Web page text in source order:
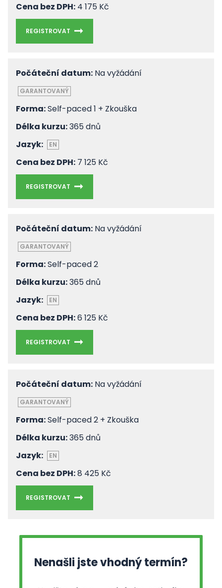
Cena bez DPH: 4 175 Kč
REGISTROVAT
Počáteční datum: Na vyžádání
GARANTOVANÝ
Forma:Self-paced 1 + Zkouška
Délka kurzu:365 dnů
Jazyk:
EN
Cena bez DPH: 7 125 Kč
REGISTROVAT
Počáteční datum: Na vyžádání
GARANTOVANÝ
Forma:Self-paced 2
Délka kurzu:365 dnů
Jazyk:
EN
Cena bez DPH:6 125 Kč
REGISTROVAT
Počáteční datum: Na vyžádání
GARANTOVANÝ
Forma:Self-paced 2 + Zkouška
Délka kurzu:365 dnů
Jazyk:
EN
Cena bez DPH:8 425 Kč
REGISTROVAT
Nenašli jste vhodný termín?